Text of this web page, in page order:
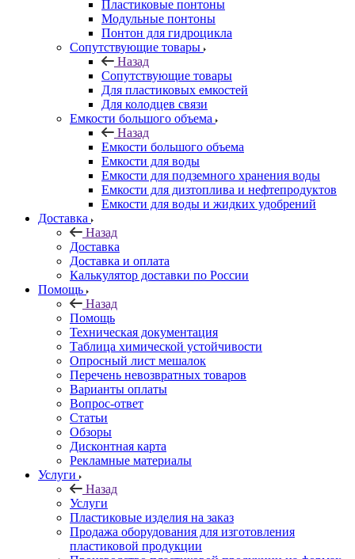
Пластиковые понтоны
Модульные понтоны
Понтон для гидроцикла
Сопутствующие товары
Назад
Сопутствующие товары
Для пластиковых емкостей
Для колодцев связи
Емкости большого объема
Назад
Емкости большого объема
Емкости для воды
Емкости для подземного хранения воды
Емкости для дизтоплива и нефтепродуктов
Емкости для воды и жидких удобрений
Доставка
Назад
Доставка
Доставка и оплата
Калькулятор доставки по России
Помощь
Назад
Помощь
Техническая документация
Таблица химической устойчивости
Опросный лист мешалок
Перечень невозвратных товаров
Варианты оплаты
Вопрос-ответ
Статьи
Обзоры
Дисконтная карта
Рекламные материалы
Услуги
Назад
Услуги
Пластиковые изделия на заказ
Продажа оборудования для изготовления
пластиковой продукции